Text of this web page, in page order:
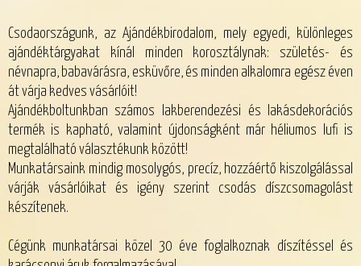
Csodaországunk, az Ajándékbirodalom, mely egyedi, különleges
ajándéktárgyakat kínál minden korosztálynak: születés- és
névnapra, babavárásra, esküvőre, és minden alkalomra egész éven
át várja kedves vásárlóit!
Ajándékboltunkban számos lakberendezési és lakásdekorációs
termék is kapható, valamint újdonságként már héliumos lufi is
megtalálható választékunk között!
Munkatársaink mindig mosolygós, precíz, hozzáértő kiszolgálással
várják vásárlóikat és igény szerint csodás díszcsomagolást
készítenek.
Cégünk munkatársai közel 30 éve foglalkoznak díszítéssel és